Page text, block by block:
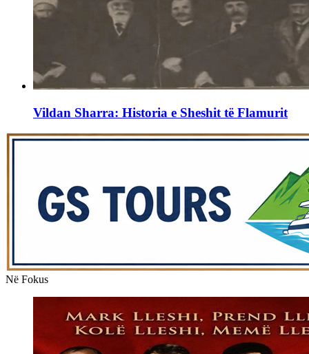
Vildan Sharra: Historia e Sheshit të Flamurit
Në Fokus